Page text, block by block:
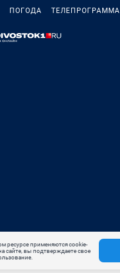
ПОГОДА ТЕЛЕПРОГРАММА
ресурсе применяются cookie-
сайте, вы подтверждаете свое